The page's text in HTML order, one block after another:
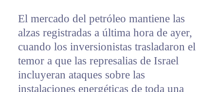
El mercado del petróleo mantiene las
alzas registradas a última hora de ayer,
cuando los inversionistas trasladaron el
temor a que las represalias de Israel
incluyeran ataques sobre las
instalaciones energéticas de toda una